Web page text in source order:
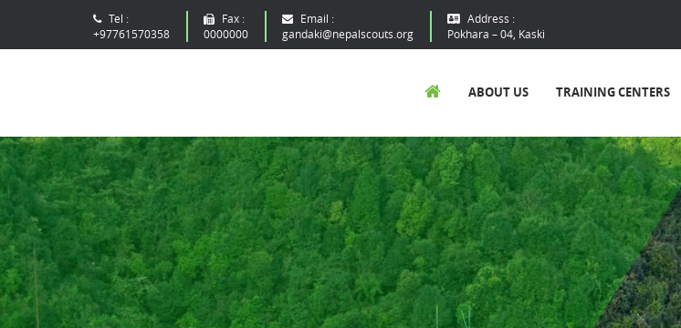
Tel :
+97761570358
Fax :
0000000
Email :
gandaki@nepalscouts.org
Address :
Pokhara – 04, Kaski
ABOUT US TRAINING CENTERS